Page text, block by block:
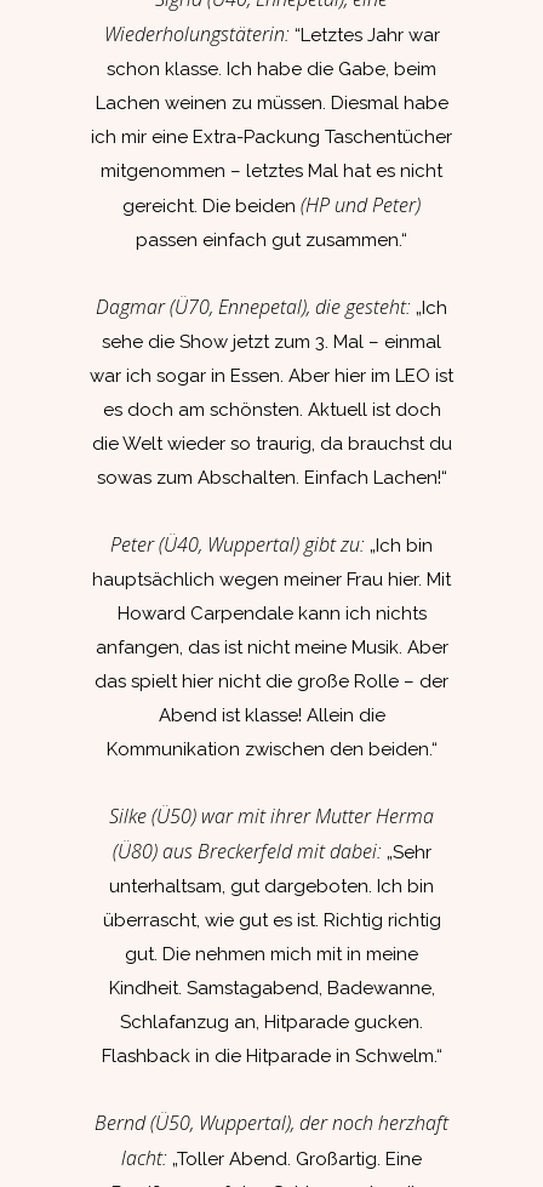
Wiederholungstäterin:“Letztes Jahr war
schon klasse. Ich habe die Gabe, beim
Lachen weinen zu müssen. Diesmal habe
ich mir eine Extra-Packung Taschentücher
mitgenommen – letztes Mal hat es nicht
gereicht. Die beiden (HP und Peter)
passen einfach gut zusammen.“
Dagmar (Ü70, Ennepetal), die gesteht: „Ich
sehe die Show jetzt zum 3. Mal – einmal
war ich sogar in Essen. Aber hier im LEO ist
es doch am schönsten. Aktuell ist doch
die Welt wieder so traurig, da brauchst du
sowas zum Abschalten. Einfach Lachen!“
Peter (Ü40, Wuppertal) gibt zu: „Ich bin
hauptsächlich wegen meiner Frau hier. Mit
Howard Carpendale kann ich nichts
anfangen, das ist nicht meine Musik. Aber
das spielt hier nicht die große Rolle – der
Abend ist klasse! Allein die
Kommunikation zwischen den beiden.“
Silke (Ü50) war mit ihrer Mutter Herma
(Ü80) aus Breckerfeld mit dabei:„Sehr
unterhaltsam, gut dargeboten. Ich bin
überrascht, wie gut es ist. Richtig richtig
gut. Die nehmen mich mit in meine
Kindheit. Samstagabend, Badewanne,
Schlafanzug an, Hitparade gucken.
Flashback in die Hitparade in Schwelm.“
Bernd (Ü50, Wuppertal), der noch herzhaft
lacht: „Toller Abend. Großartig. Eine